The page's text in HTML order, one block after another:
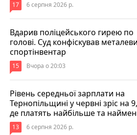
17 6 серпня 2026 р.
Вдарив поліцейського гирею по
голові. Суд конфіскував
спортінвентар
15 Вчора о 20:03
Рівень середньої зарплати на
Тернопільщині у червні зріс на
де платять найбільше та
13 6 серпня 2026 р.